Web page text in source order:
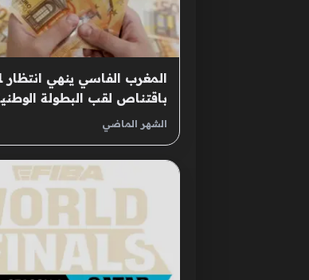
باقتناص لقب البطولة
القدم
الشهر الماضي